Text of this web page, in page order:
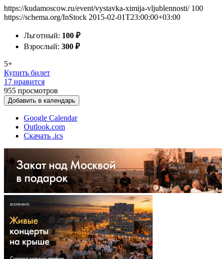
https://kudamoscow.ru/event/vystavka-ximija-vljublennosti/ 100
https://schema.org/InStock 2015-02-01T23:00:00+03:00
Льготный: 100 ₽
Взрослый: 300 ₽
5+
Купить билет
17 нравится
955 просмотров
Добавить в календарь
Google Calendar
Outlook.com
Скачать .ics